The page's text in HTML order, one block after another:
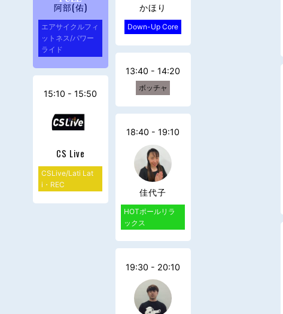
阿部(佑)
エアサイクルフィ
ットネス/パワー
ライド
15:10 - 15:50
CS Live
CSLive/Lati Lat
i・REC
かほり
Down-Up Core
13:40 - 14:20
ボッチャ
18:40 - 19:10
佳代子
HOTポールリラ
ックス
19:30 - 20:10